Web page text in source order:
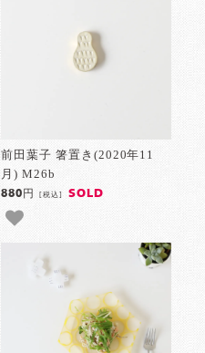
前田葉子 箸置き(2020年11
月) M26b
880円 [税込] SOLD